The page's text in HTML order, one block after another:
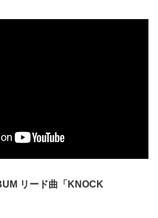
リード曲「KNOCK